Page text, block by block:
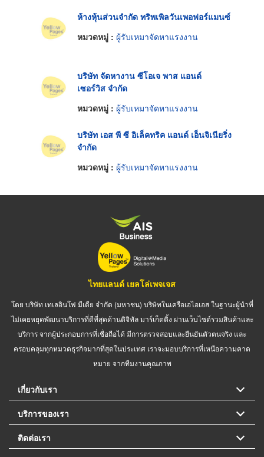
ห้างหุ้นส่วนจำกัด ทริพเพิลวันเพอฟอร์แมนซ์
หมวดหมู่ : ผู้รับเหมาจัดหาแรงงาน
บริษัท จัดหางาน ซีโอเจ พาส แอนด์
เซอร์วิส จำกัด
หมวดหมู่ : ผู้รับเหมาจัดหาแรงงาน
บริษัท เอส พี ซี อิเล็คทริค แอนด์ เอ็นจิเนียริ่ง
จำกัด
หมวดหมู่ : ผู้รับเหมาจัดหาแรงงาน
ไทยแลนด์ เยลโล่เพจเจส
โดย บริษัท เทเลอินโฟ มีเดีย จำกัด (มหาชน) บริษัทในเครือเอไอเอส ในฐานะผู้นำที่
ไม่เคยหยุดพัฒนาบริการที่ดีที่สุดด้านดิจิทัล มาร์เก็ตติ้ง ผ่านเว็บไซต์รวมสินค้าและ
บริการ จากผู้ประกอบการที่เชื่อถือได้ มีการตรวจสอบและยืนยันตัวตนจริง และ
ครอบคลุมทุกหมวดธุรกิจมากที่สุดในประเทศ เราจะมอบบริการที่เหนือความคาด
หมาย จากทีมงานคุณภาพ
เกี่ยวกับเรา
บริการของเรา
ติดต่อเรา